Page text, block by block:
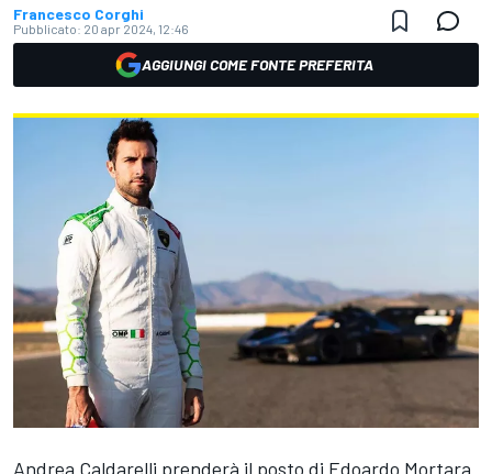
Francesco Corghi
Pubblicato: 20 apr 2024, 12:46
AGGIUNGI COME FONTE PREFERITA
Andrea Caldarelli prenderà il posto di Edoardo Mortara